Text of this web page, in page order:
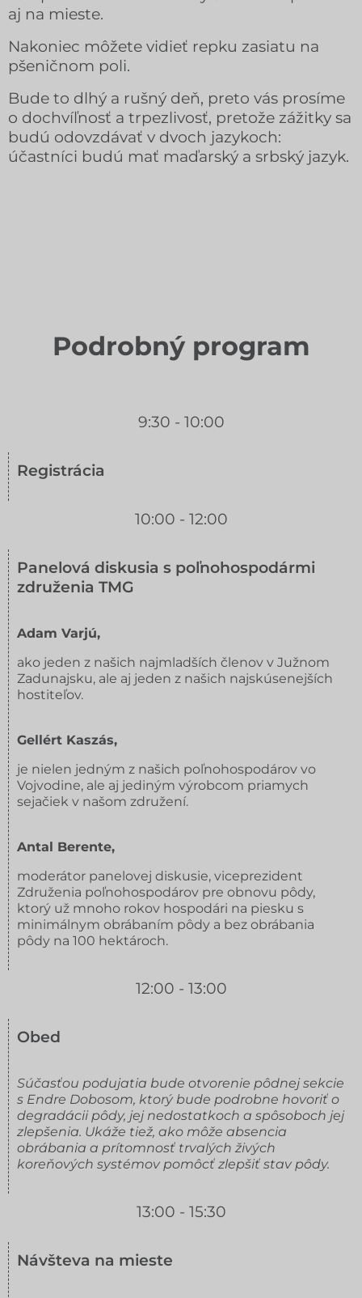
aj na mieste.
Nakoniec môžete vidieť repku zasiatu na
pšeničnom poli.
Bude to dlhý a rušný deň, preto vás prosíme
o dochvíľnosť a trpezlivosť, pretože zážitky sa
budú odovzdávať v dvoch jazykoch:
účastníci budú mať maďarský a srbský jazyk.
Podrobný program
9:30 - 10:00
Registrácia
10:00 - 12:00
Panelová diskusia s poľnohospodármi
združenia TMG
Adam Varjú,
ako jeden z našich najmladších členov v Južnom
Zadunajsku, ale aj jeden z našich najskúsenejších
hostiteľov.
Gellért Kaszás,
je nielen jedným z našich poľnohospodárov vo
Vojvodine, ale aj jediným výrobcom priamych
sejačiek v našom združení.
Antal Berente,
moderátor panelovej diskusie, viceprezident
Združenia poľnohospodárov pre obnovu pôdy,
ktorý už mnoho rokov hospodári na piesku s
minimálnym obrábaním pôdy a bez obrábania
pôdy na 100 hektároch.
12:00 - 13:00
Obed
Súčasťou podujatia bude otvorenie pôdnej sekcie
s Endre Dobosom, ktorý bude podrobne hovoriť o
degradácii pôdy, jej nedostatkoch a spôsoboch jej
zlepšenia. Ukáže tiež, ako môže absencia
obrábania a prítomnosť trvalých živých
koreňových systémov pomôcť zlepšiť stav pôdy.
13:00 - 15:30
Návšteva na mieste